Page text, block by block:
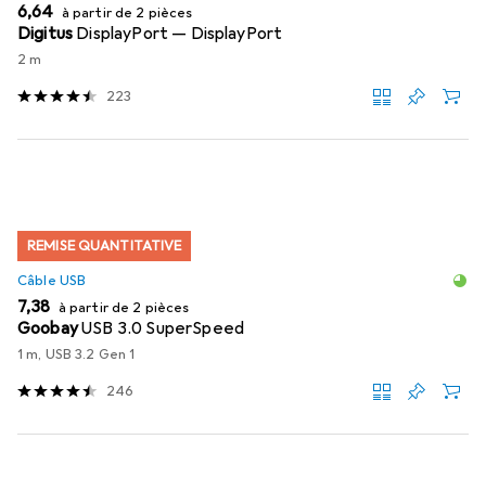
EUR
6,64 à partir de 2 pièces
Digitus DisplayPort — DisplayPort
2 m
223
REMISE QUANTITATIVE
Câble USB
EUR
7,38 à partir de 2 pièces
GoobayUSB 3.0 SuperSpeed
1 m, USB 3.2 Gen 1
246